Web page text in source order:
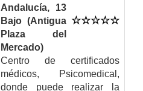
Andalucía, 13
Bajo (Antigua
Plaza del
Mercado)
Centro de certificados
médicos, Psicomedical,
donde puede realizar la